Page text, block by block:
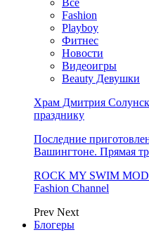
Все
Fashion
Playboy
Фитнес
Новости
Видеоигры
Beauty Девушки
Храм Дмитрия
празднику
Последние
Вашингтоне. Прямая
ROCK MY SWIM
Fashion Channel
Prev Next
Блогеры